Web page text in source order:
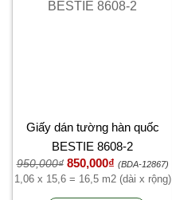
Giấy dán tường hàn quốc
BESTIE 8608-2
950,000₫ 850,000₫ (BDA-12867)
1,06 x 15,6 = 16,5 m2 (dài x rộng)